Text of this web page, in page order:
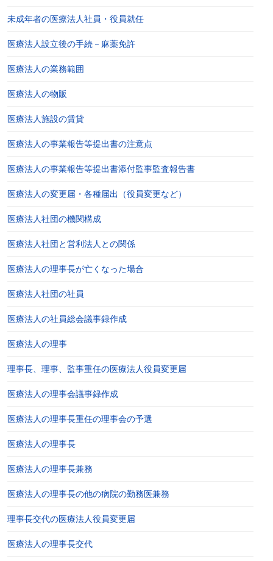
未成年者の医療法人社員・役員就任
医療法人設立後の手続－麻薬免許
医療法人の業務範囲
医療法人の物販
医療法人施設の賃貸
医療法人の事業報告等提出書の注意点
医療法人の事業報告等提出書添付監事監査報告書
医療法人の変更届・各種届出（役員変更など）
医療法人社団の機関構成
医療法人社団と営利法人との関係
医療法人の理事長が亡くなった場合
医療法人社団の社員
医療法人の社員総会議事録作成
医療法人の理事
理事長、理事、監事重任の医療法人役員変更届
医療法人の理事会議事録作成
医療法人の理事長重任の理事会の予選
医療法人の理事長
医療法人の理事長兼務
医療法人の理事長の他の病院の勤務医兼務
理事長交代の医療法人役員変更届
医療法人の理事長交代